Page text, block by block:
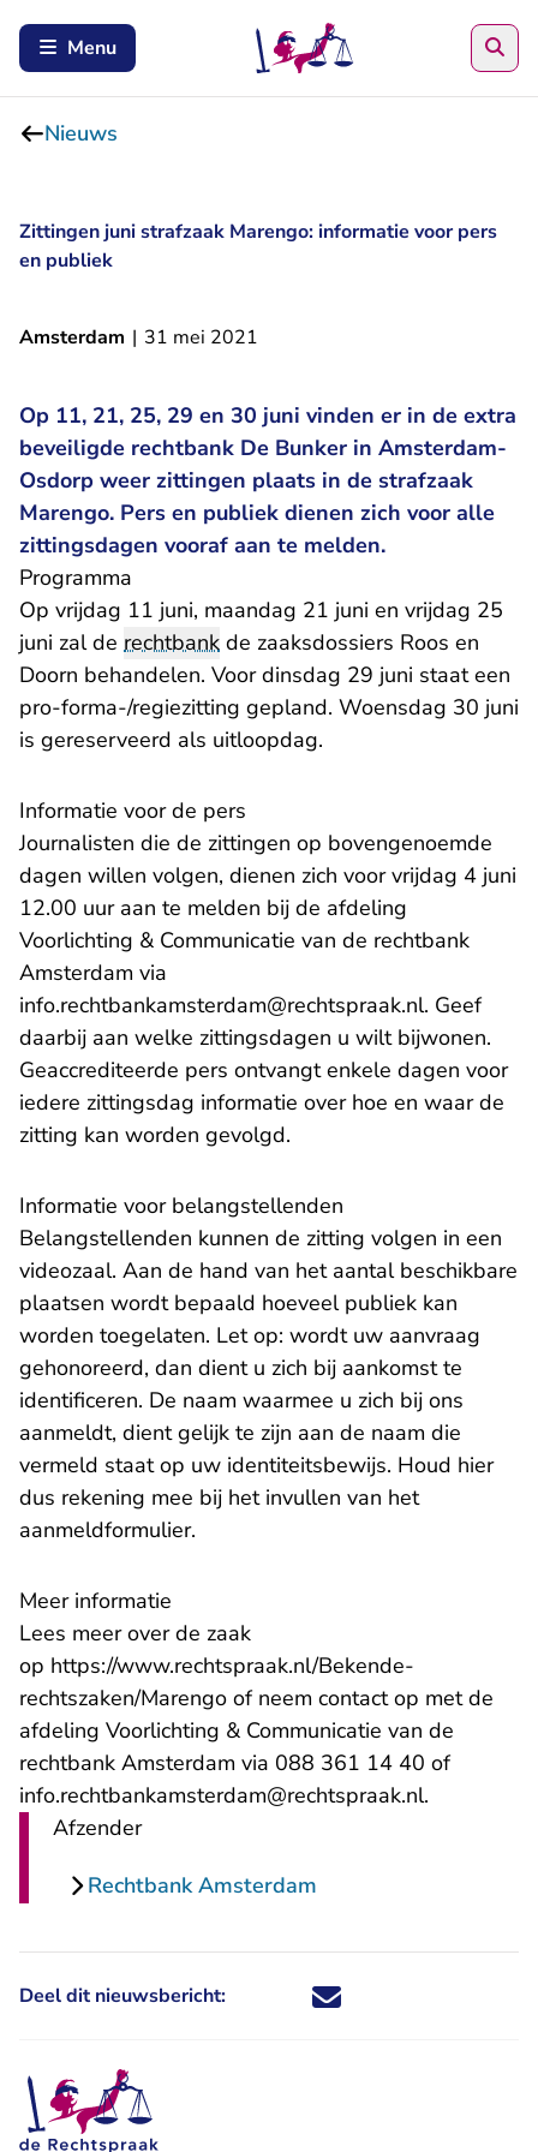
Menu
Nieuws
Zittingen juni strafzaak Marengo: informatie voor pers
en publiek
Amsterdam | 31 mei 2021
Op 11, 21, 25, 29 en 30 juni vinden er in de extra
beveiligde rechtbank De Bunker in Amsterdam-
Osdorp weer zittingen plaats in de strafzaak
Marengo. Pers en publiek dienen zich voor alle
zittingsdagen vooraf aan te melden.
​Programma
Op vrijdag 11 juni, maandag 21 juni en vrijdag 25
juni zal de rechtbank de zaaksdossiers Roos en
Doorn behandelen. Voor dinsdag 29 juni staat een
pro-forma-/regiezitting gepland. Woensdag 30 juni
is gereserveerd als uitloopdag.
Informatie voor de pers
Journalisten die de zittingen op bovengenoemde
dagen willen volgen, dienen zich voor vrijdag 4 juni
12.00 uur aan te melden bij de afdeling
Voorlichting & Communicatie van de rechtbank
Amsterdam via
info.rechtbankamsterdam@rechtspraak.nl- U verlaat
. Geef
daarbij aan welke zittingsdagen u wilt bijwonen.
Geaccrediteerde pers ontvangt enkele dagen voor
iedere zittingsdag informatie over hoe en waar de
zitting kan worden gevolgd.
Informatie voor belangstellenden
Belangstellenden kunnen de zitting volgen in een
videozaal. Aan de hand van het aantal beschikbare
plaatsen wordt bepaald hoeveel publiek kan
worden toegelaten. Let op: wordt uw aanvraag
gehonoreerd, dan dient u zich bij aankomst te
identificeren. De naam waarmee u zich bij ons
aanmeldt, dient gelijk te zijn aan de naam die
vermeld staat op uw identiteitsbewijs. Houd hier
dus rekening mee bij het invullen van het
aanmeldformulier.
Meer informatie
Lees meer over de zaak
op https://www.rechtspraak.nl/Bekende-
rechtszaken/Marengo of neem contact op met de
afdeling Voorlichting & Communicatie van de
rechtbank Amsterdam via 088 361 14 40 of
info.rechtbankamsterdam@rechtspraak.nl- U verlaat
.
Afzender
Rechtbank Amsterdam
Deel dit nieuwsbericht: Deel dit nieuwsbericht via X -
Deel dit nieuwsbericht via
Deel dit nieuwsbericht
Deel dit